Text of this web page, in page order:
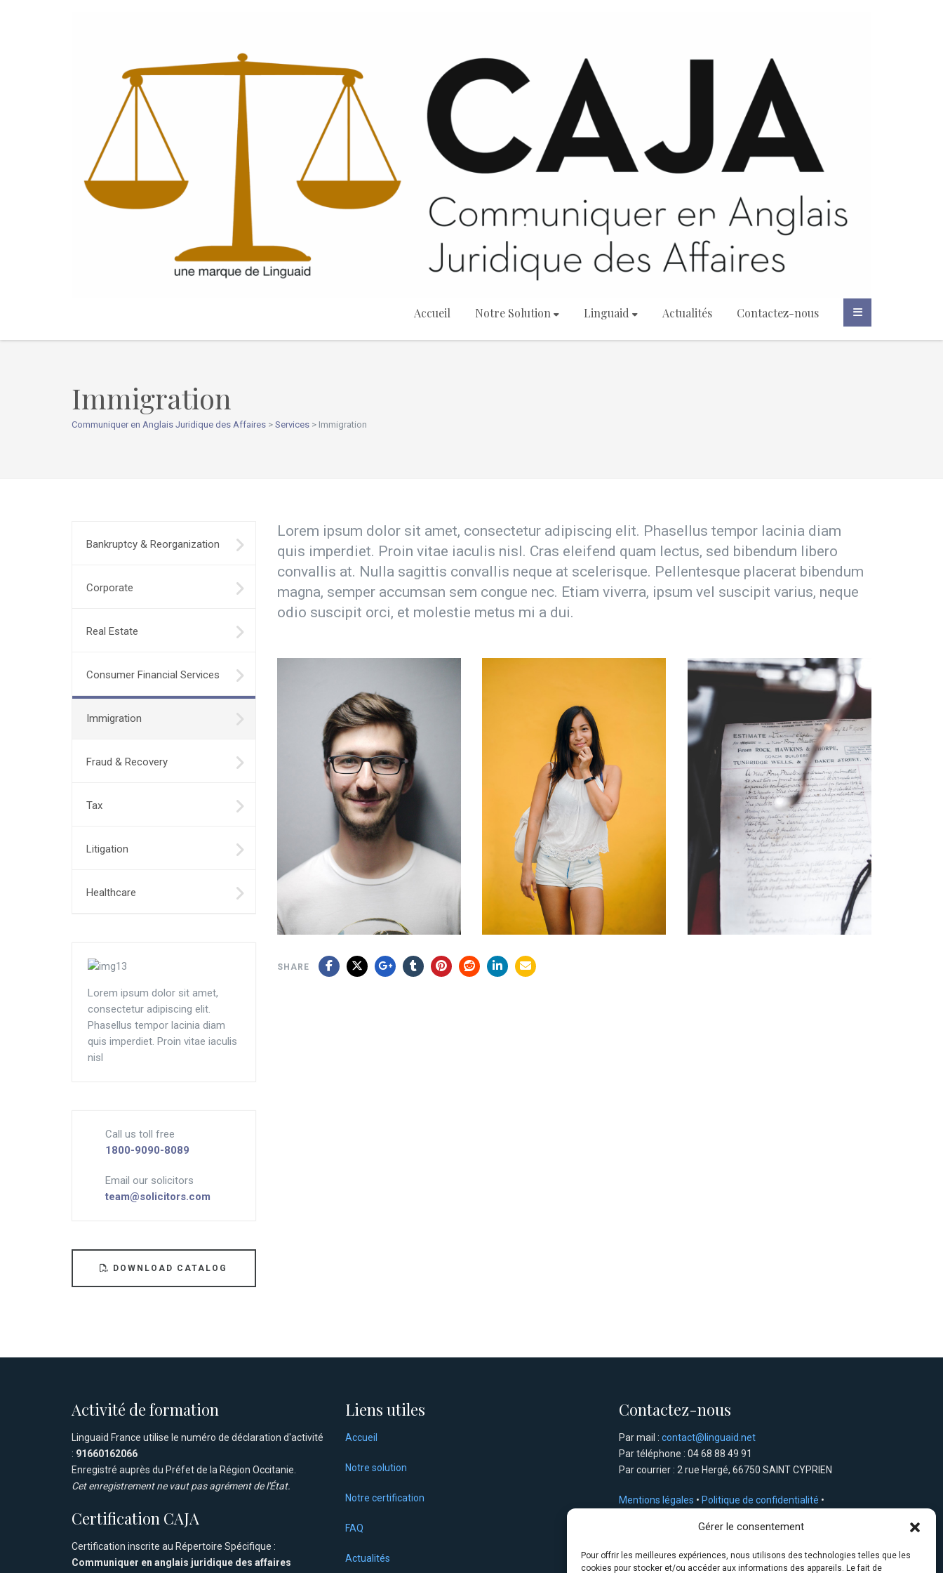
Gérer le consentement
Pour offrir les meilleures expériences, nous utilisons des technologies telles que les
cookies pour stocker et/ou accéder aux informations des appareils. Le fait de
Accueil Notre Solution Linguaid Actualités Contactez-nous
Immigration
Communiquer en Anglais Juridique des Affaires > Services > Immigration
Lorem ipsum dolor sit amet, consectetur adipiscing elit. Phasellus tempor lacinia diam
quis imperdiet. Proin vitae iaculis nisl. Cras eleifend quam lectus, sed bibendum libero
convallis at. Nulla sagittis convallis neque at scelerisque. Pellentesque placerat bibendum
magna, semper accumsan sem congue nec. Etiam viverra, ipsum vel suscipit varius, neque
odio suscipit orci, et molestie metus mi a dui.
SHARE
Bankruptcy & Reorganization
Corporate
Real Estate
Consumer Financial Services
Immigration
Fraud & Recovery
Tax
Litigation
Healthcare
Lorem ipsum dolor sit amet,
consectetur adipiscing elit.
Phasellus tempor lacinia diam
quis imperdiet. Proin vitae iaculis
nisl
Call us toll free
1800-9090-8089
Email our solicitors
team@solicitors.com
DOWNLOAD CATALOG
Activité de formation
Linguaid France utilise le numéro de déclaration d'activité
: 91660162066
Enregistré auprès du Préfet de la Région Occitanie.
Cet enregistrement ne vaut pas agrément de l'État.
Certification CAJA
Certification inscrite au Répertoire Spécifique :
Communiquer en anglais juridique des affaires
Liens utiles
Accueil
Notre solution
Notre certification
FAQ
Actualités
Contactez-nous
Par mail : contact@linguaid.net
Par téléphone : 04 68 88 49 91
Par courrier : 2 rue Hergé, 66750 SAINT CYPRIEN
Mentions légales • Politique de confidentialité •
Politique de Cookies•
La certification Qualiopi
a été délivrée au titre de la